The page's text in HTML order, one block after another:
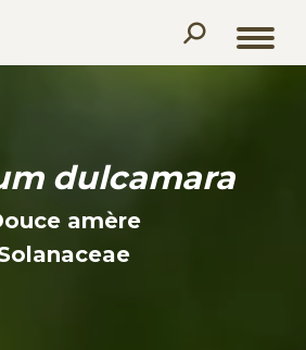
Recherche
:
dulcamara
amère